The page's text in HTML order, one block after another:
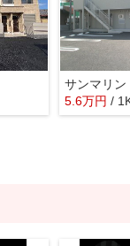
サンマリ
5.6万円 /